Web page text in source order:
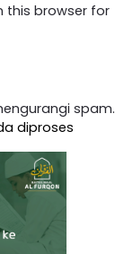
this browser for
spam.
diproses